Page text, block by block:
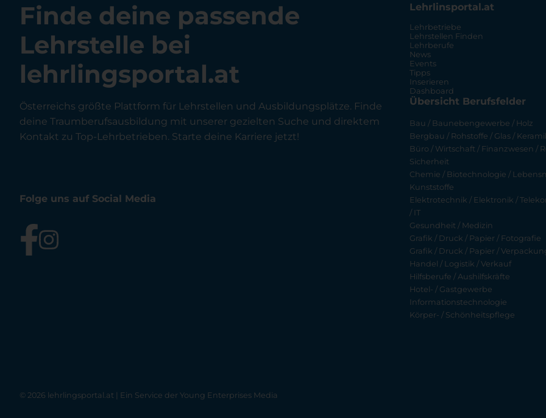
Finde deine passende
Lehrstelle bei
lehrlingsportal.at
Österreichs größte Plattform für Lehrstellen und Ausbildungsplätze. Finde
deine Traumberufsausbildung mit unserer gezielten Suche und direktem
Kontakt zu Top-Lehrbetrieben. Starte deine Karriere jetzt!
Folge uns auf Social Media
Lehrlinsportal.at
Lehrbetriebe
Lehrstellen Finden
Lehrberufe
News
Events
Tipps
Inserieren
Dashboard
Übersicht Berufsfelder
Bau / Baunebengewerbe / Holz
Bergbau / Rohstoffe / Glas /
Büro / Wirtschaft / Finanzwesen /
Sicherheit
Chemie / Biotechnologie /
Kunststoffe
Elektrotechnik / Elektronik /
/ IT
Gesundheit / Medizin
Grafik / Druck / Papier / Fotografie
Grafik / Druck / Papier /
Handel / Logistik / Verkauf
Hilfsberufe / Aushilfskräfte
Hotel- / Gastgewerbe
Informationstechnologie
Körper- / Schönheitspflege
© 2026 lehrlingsportal.at | Ein Service der Young Enterprises Media